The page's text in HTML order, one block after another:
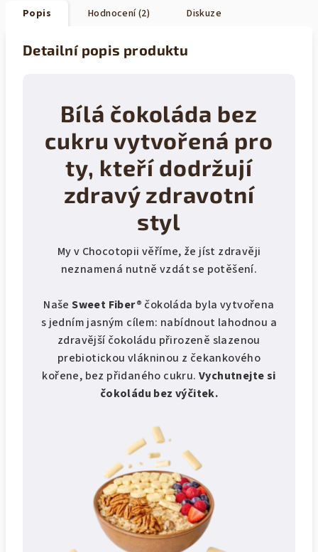
Popis Hodnocení (2) Diskuze
Detailní popis produktu
Bílá čokoláda bez
cukru vytvořená pro
ty, kteří dodržují
zdravý zdravotní
styl
My v Chocotopii věříme, že jíst zdravěji
neznamená nutně vzdát se potěšení.
Naše Sweet Fiber® čokoláda byla vytvořena
s jedním jasným cílem: nabídnout lahodnou a
zdravější čokoládu přirozeně slazenou
prebiotickou vlákninou z čekankového
kořene, bez přidaného cukru. Vychutnejte si
čokoládu bez výčitek.